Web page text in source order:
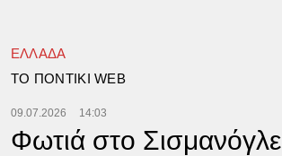
ΕΛΛΑΔΑ
TΟ ΠΟΝΤΙΚΙ WEB
09.07.2026 14:03
Φωτιά στο